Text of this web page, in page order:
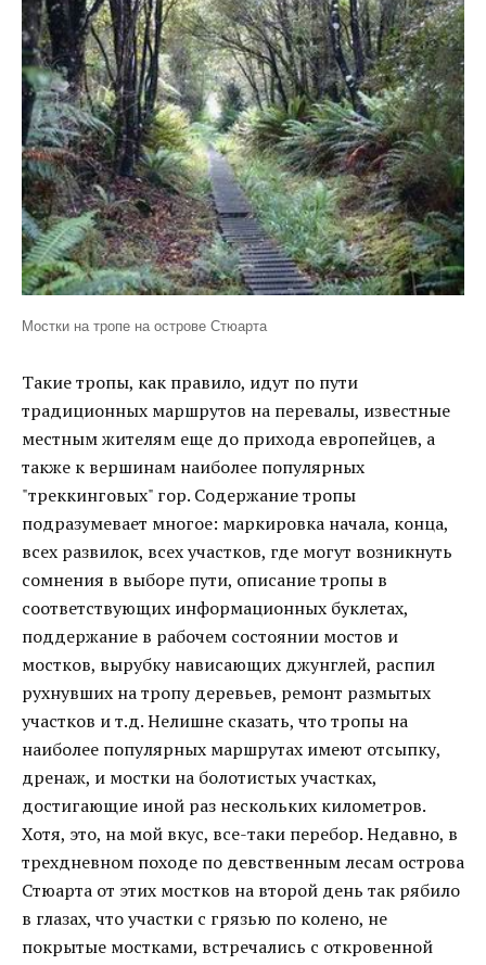
Мостки на тропе на оcтрове Стюарта
Такие тропы, как правило, идут по пути
традиционных маршрутов на перевалы, известные
местным жителям еще до прихода европейцев, а
также к вершинам наиболее популярных
"треккинговых" гор. Содержание тропы
подразумевает многое: маркировка начала, конца,
всех развилок, всех участков, где могут возникнуть
сомнения в выборе пути, описание тропы в
соответствующих информационных буклетах,
поддержание в рабочем состоянии мостов и
мостков, вырубку нависающих джунглей, распил
рухнувших на тропу деревьев, ремонт размытых
участков и т.д. Нелишне сказать, что тропы на
наиболее популярных маршрутах имеют отсыпку,
дренаж, и мостки на болотистых участках,
достигающие иной раз нескольких километров.
Хотя, это, на мой вкус, все-таки перебор. Недавно, в
трехдневном походе по девственным лесам острова
Стюарта от этих мостков на второй день так рябило
в глазах, что участки с грязью по колено, не
покрытые мостками, встречались с откровенной